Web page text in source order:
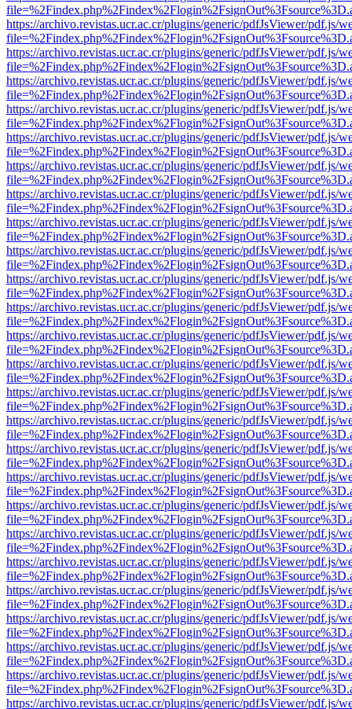
https://archivo.revistas.ucr.ac.cr/plugins/generic/pdfJsViewer/pdf.js/
https://archivo.revistas.ucr.ac.cr/plugins/generic/pdfJsViewer/pdf.js/
https://archivo.revistas.ucr.ac.cr/plugins/generic/pdfJsViewer/pdf.js/
https://archivo.revistas.ucr.ac.cr/plugins/generic/pdfJsViewer/pdf.js/
https://archivo.revistas.ucr.ac.cr/plugins/generic/pdfJsViewer/pdf.js/
https://archivo.revistas.ucr.ac.cr/plugins/generic/pdfJsViewer/pdf.js/
https://archivo.revistas.ucr.ac.cr/plugins/generic/pdfJsViewer/pdf.js/
https://archivo.revistas.ucr.ac.cr/plugins/generic/pdfJsViewer/pdf.js/
https://archivo.revistas.ucr.ac.cr/plugins/generic/pdfJsViewer/pdf.js/
https://archivo.revistas.ucr.ac.cr/plugins/generic/pdfJsViewer/pdf.js/
https://archivo.revistas.ucr.ac.cr/plugins/generic/pdfJsViewer/pdf.js/
https://archivo.revistas.ucr.ac.cr/plugins/generic/pdfJsViewer/pdf.js/
https://archivo.revistas.ucr.ac.cr/plugins/generic/pdfJsViewer/pdf.js/
https://archivo.revistas.ucr.ac.cr/plugins/generic/pdfJsViewer/pdf.js/
https://archivo.revistas.ucr.ac.cr/plugins/generic/pdfJsViewer/pdf.js/
https://archivo.revistas.ucr.ac.cr/plugins/generic/pdfJsViewer/pdf.js/
https://archivo.revistas.ucr.ac.cr/plugins/generic/pdfJsViewer/pdf.js/
https://archivo.revistas.ucr.ac.cr/plugins/generic/pdfJsViewer/pdf.js/
https://archivo.revistas.ucr.ac.cr/plugins/generic/pdfJsViewer/pdf.js/
https://archivo.revistas.ucr.ac.cr/plugins/generic/pdfJsViewer/pdf.js/
https://archivo.revistas.ucr.ac.cr/plugins/generic/pdfJsViewer/pdf.js/
https://archivo.revistas.ucr.ac.cr/plugins/generic/pdfJsViewer/pdf.js/
https://archivo.revistas.ucr.ac.cr/plugins/generic/pdfJsViewer/pdf.js/
https://archivo.revistas.ucr.ac.cr/plugins/generic/pdfJsViewer/pdf.js/
https://archivo.revistas.ucr.ac.cr/plugins/generic/pdfJsViewer/pdf.js/